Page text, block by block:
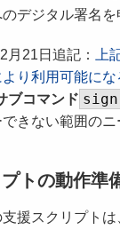
デジタル署名
21日追記： 上
り利用可能に
ブコマンド sign
きない範囲の
トの動作準
援スクリプト